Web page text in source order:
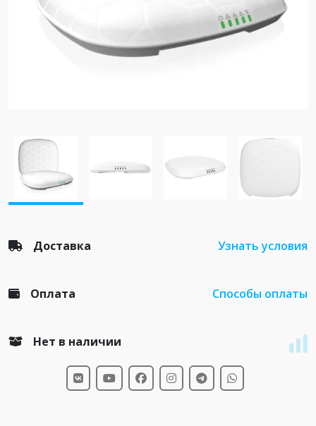
Доставка Узнать условия
Оплата Способы оплаты
Нет в наличии